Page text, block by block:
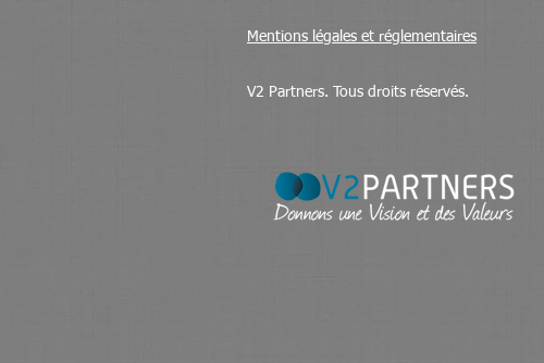
Mentions légales et réglementaires
V2 Partners. Tous droits réservés.